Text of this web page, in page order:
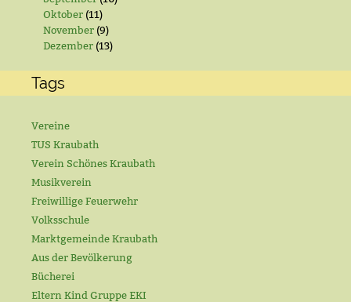
Oktober (11)
November (9)
Dezember (13)
Tags
Vereine
TUS Kraubath
Verein Schönes Kraubath
Musikverein
Freiwillige Feuerwehr
Volksschule
Marktgemeinde Kraubath
Aus der Bevölkerung
Bücherei
Eltern Kind Gruppe EKI